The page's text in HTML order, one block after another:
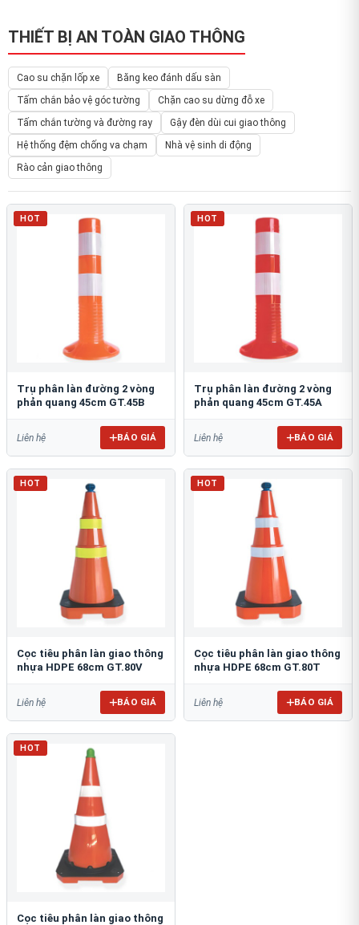
THIẾT BỊ AN TOÀN GIAO THÔNG
Cao su chặn lốp xe
Băng keo đánh dấu sàn
Tấm chắn bảo vệ góc tường
Chặn cao su dừng đỗ xe
Tấm chắn tường và đường ray
Gậy đèn dùi cui giao thông
Hệ thống đệm chống va chạm
Nhà vệ sinh di động
Rào cản giao thông
HOT
Trụ phân làn đường 2 vòng
phản quang 45cm GT.45B
Liên hệ BÁO GIÁ
HOT
Trụ phân làn đường 2 vòng
phản quang 45cm GT.45A
Liên hệ BÁO GIÁ
HOT
Cọc tiêu phân làn giao thông
nhựa HDPE 68cm GT.80V
Liên hệ BÁO GIÁ
HOT
Cọc tiêu phân làn giao thông
nhựa HDPE 68cm GT.80T
Liên hệ BÁO GIÁ
HOT
Cọc tiêu phân làn giao thông